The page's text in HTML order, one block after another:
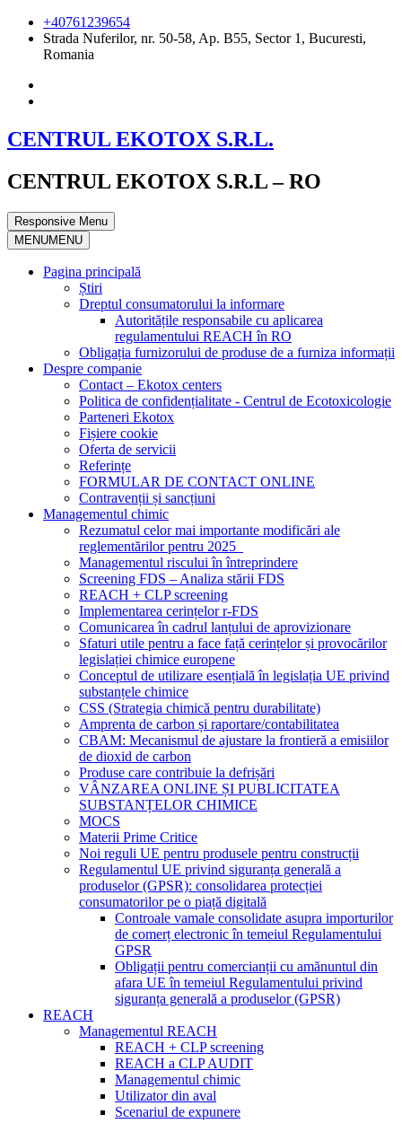
+40761239654
Strada Nuferilor, nr. 50-58, Ap. B55, Sector 1, Bucuresti,
Romania
CENTRUL EKOTOX S.R.L.
CENTRUL EKOTOX S.R.L – RO
Responsive Menu
MENUMENU
Pagina principală
Știri
Dreptul consumatorului la informare
Autoritățile responsabile cu aplicarea
regulamentului REACH în RO
Obligația furnizorului de produse de a furniza informații
Despre companie
Contact – Ekotox centers
Politica de confidențialitate - Centrul de Ecotoxicologie
Parteneri Ekotox
Fișiere cookie
Oferta de servicii
Referințe
FORMULAR DE CONTACT ONLINE
Contravenții și sancțiuni
Managementul chimic
Rezumatul celor mai importante modificări ale
reglementărilor pentru 2025
Managementul riscului în întreprindere
Screening FDS – Analiza stării FDS
REACH + CLP screening
Implementarea cerințelor r-FDS
Comunicarea în cadrul lanțului de aprovizionare
Sfaturi utile pentru a face față cerințelor și provocărilor
legislației chimice europene
Conceptul de utilizare esențială în legislația UE privind
substanțele chimice
CSS (Strategia chimică pentru durabilitate)
Amprenta de carbon și raportare/contabilitatea
CBAM: Mecanismul de ajustare la frontieră a emisiilor
de dioxid de carbon
Produse care contribuie la defrișări
VÂNZAREA ONLINE ȘI PUBLICITATEA
SUBSTANȚELOR CHIMICE
MOCS
Materii Prime Critice
Noi reguli UE pentru produsele pentru construcții
Regulamentul UE privind siguranța generală a
produselor (GPSR): consolidarea protecției
consumatorilor pe o piață digitală
Controale vamale consolidate asupra importurilor
de comerț electronic în temeiul Regulamentului
GPSR
Obligații pentru comercianții cu amănuntul din
afara UE în temeiul Regulamentului privind
siguranța generală a produselor (GPSR)
REACH
Managementul REACH
REACH + CLP screening
REACH a CLP AUDIT
Managementul chimic
Utilizator din aval
Scenariul de expunere